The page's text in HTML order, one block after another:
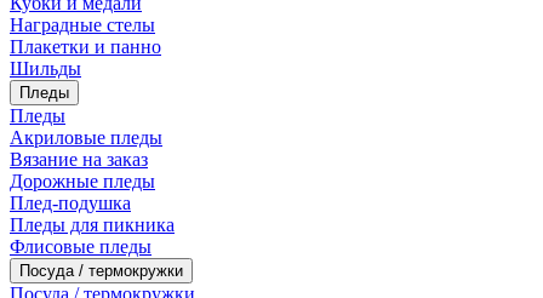
Наградные стелы
Плакетки и панно
Шильды
Пледы
Пледы
Акриловые пледы
Вязание на заказ
Дорожные пледы
Плед-подушка
Пледы для пикника
Флисовые пледы
Посуда / термокружки
Посуда / термокружки